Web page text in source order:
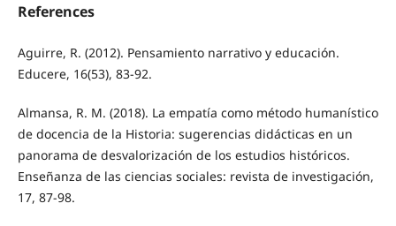
References
Aguirre, R. (2012). Pensamiento narrativo y educación.
Educere, 16(53), 83-92.
Almansa, R. M. (2018). La empatía como método humanístico
de docencia de la Historia: sugerencias didácticas en un
panorama de desvalorización de los estudios históricos.
Enseñanza de las ciencias sociales: revista de investigación,
17, 87-98.